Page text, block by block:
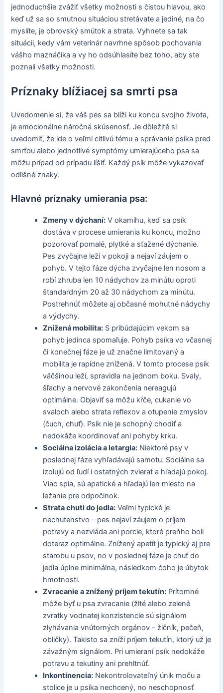
jednoduchšie zvážiť všetky možnosti s čistou hlavou, ako
keď už sa so smutnou situáciou stretávate a jediné, na čo
myslíte, je obrovský smútok a strata. Vyhnete sa tak
situácii, kedy vám veterinár navrhne spôsob pochovania
vášho maznáčika a vy ho odsúhlasíte bez toho, aby ste
poznali všetky možnosti.
Príznaky blížiacej sa smrti psa
Uvedomenie si, že váš pes sa blíži ku koncu svojho života,
je emocionálne náročná skúsenosť. Je dôležité si
uvedomiť, že ide o veľmi citlivú tému a správanie psíka pred
smrťou alebo jednotlivé symptómy umierajúceho psa sa
môžu prípad od prípadu líšiť. Každý psík môže vykazovať
odlišné znaky.
Hlavné príznaky umierania psa:
Zmeny v dýchaní: V okamihu, keď sa psík
dostáva v procese umierania ku koncu, možno
pozorovať pomalé, plytké a sťažené dýchanie.
Pes zvyčajne leží v pokoji a nejaví záujem o
pohyb. V tejto fáze dýcha zvyčajne len nosom a
robí zhruba len 10 nádychov za minútu oproti
štandardným 20 až 30 nádychom za minútu.
Postrehnúť môžete aj občasné mohutné nádychy
a výdychy.
Znížená mobilita: S pribúdajúcim vekom sa
pohyb jedinca spomaľuje. Pohyb psíka vo včasnej
či konečnej fáze je už značne limitovaný a
mobilita je rapídne znížená. V tomto procese psík
väčšinou leží, spravidla na jednom boku. Svaly,
šľachy a nervové zakončenia nereagujú
optimálne. Objaviť sa môžu kŕče, cukanie vo
svaloch alebo strata reflexov a otupenie zmyslov
(čuch, chuť). Psík nie je schopný chodiť a
nedokáže koordinovať ani pohyby krku.
Sociálna izolácia a letargia: Niektoré psy v
poslednej fáze vyhľadávajú samotu. Sociálne sa
izolujú od ľudí i ostatných zvierat a hľadajú pokoj.
Viac spia, sú apatické a hľadajú len miesto na
ležanie pre odpočinok.
Strata chuti do jedla: Veľmi typické je
nechutenstvo - pes nejaví záujem o príjem
potravy a nezvláda ani porcie, ktoré preňho boli
doteraz optimálne. Znížený apetít je typický aj pre
starobu u psov, no v poslednej fáze je chuť do
jedla úplne minimálna, následkom čoho je úbytok
hmotnosti.
Zvracanie a znížený príjem tekutín: Prítomné
môže byť u psa zvracanie (žlté alebo zelené
zvratky vodnatej konzistencie sú signálom
zlyhávania vnútorných orgánov - žlčník, pečeň,
obličky). Takisto sa zníži príjem tekutín, ktorý už je
závažným signálom. Pri umieraní psík nedokáže
potravu a tekutiny ani prehltnúť.
Inkontinencia: Nekontrolovateľný únik moču a
stolice je u psíka nechcený, no neschopnosť